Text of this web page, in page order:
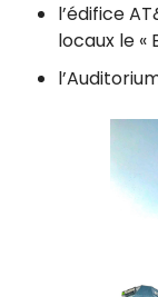
l’édifice
locaux le «